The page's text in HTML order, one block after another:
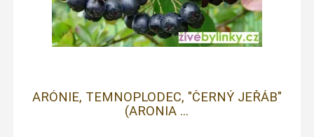
ARÓNIE, TEMNOPLODEC, "ČERNÝ JEŘÁB"
(ARONIA ...